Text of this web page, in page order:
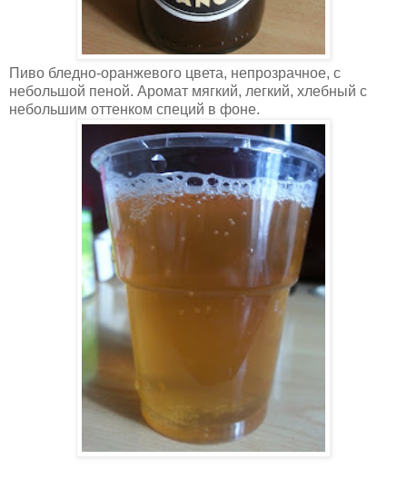
Пиво бледно-оранжевого цвета, непрозрачное, с
небольшой пеной. Аромат мягкий, легкий, хлебный с
небольшим оттенком специй в фоне.